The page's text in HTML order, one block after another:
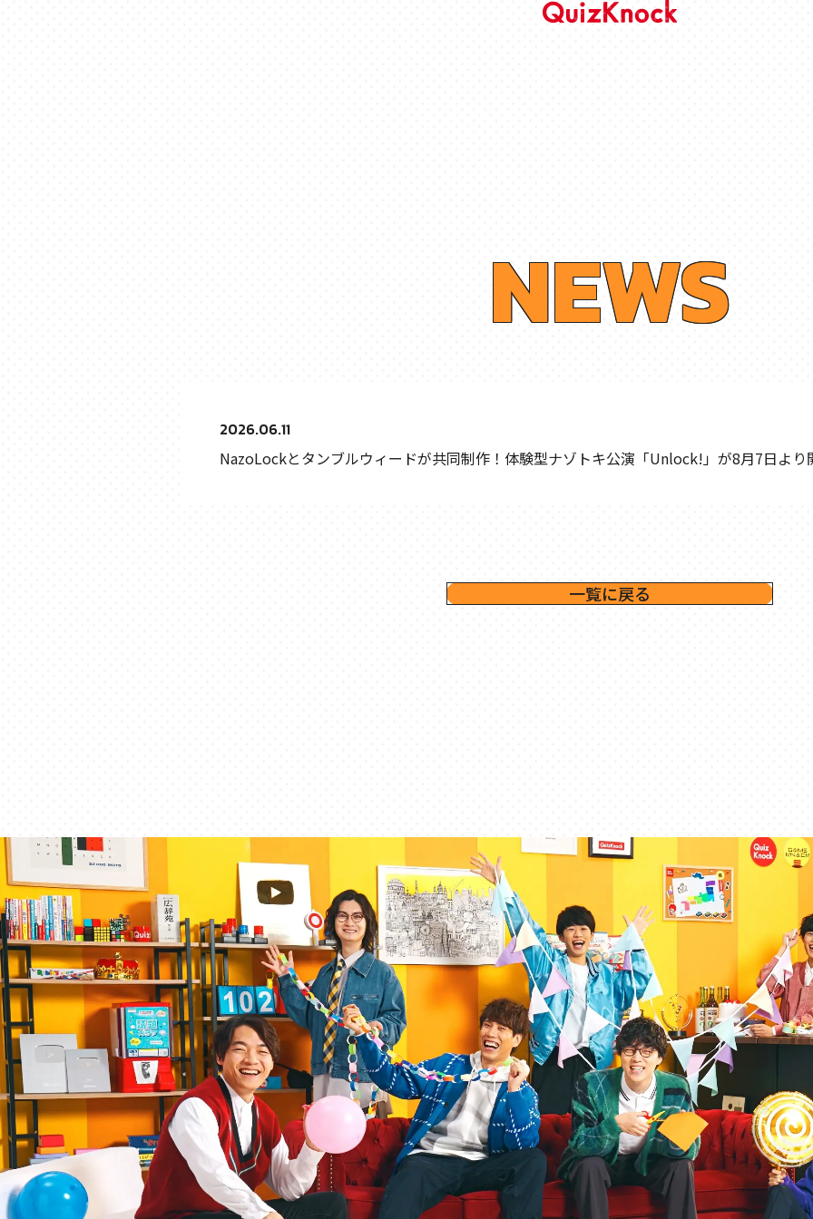
NEWS
2026.06.11
NazoLockとタンブルウィードが共同制作！体験型ナゾトキ公演「Unlock!」が8月7日より
一覧に戻る